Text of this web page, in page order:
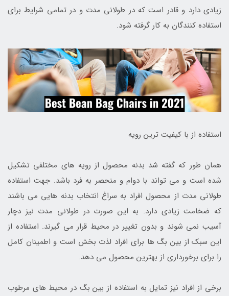
زیادی دارد و قادر است که در طولانی مدت و در تمامی شرایط برای
استفاده کنندگان به کار گرفته شود.
استفاده از با کیفیت ترین رویه
همان طور که گفته شد بدنه محصول از رویه های مختلفی تشکیل
شده است و می تواند با دوام و منحصر به فرد باشد. جهت استفاده
طولانی مدت از محصول افراد به سراغ انتخاب بدنه هایی می باشند
که ضخامت زیادی دارد. به این صورت در طولانی مدت نیز دچار
آسیب نمی شوند و بدون تغییر در محیط قرار می گیرند. استفاده از
این سبک از بین بگ ها برای افراد لذت بخش است و اطمینان کامل
را برای برخورداری از بهترین محصول می دهد.
برخی از افراد نیز تمایل به استفاده از بین بگ در محیط های مرطوب